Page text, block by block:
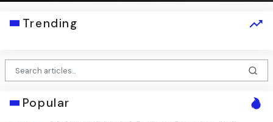
Trending
Popular